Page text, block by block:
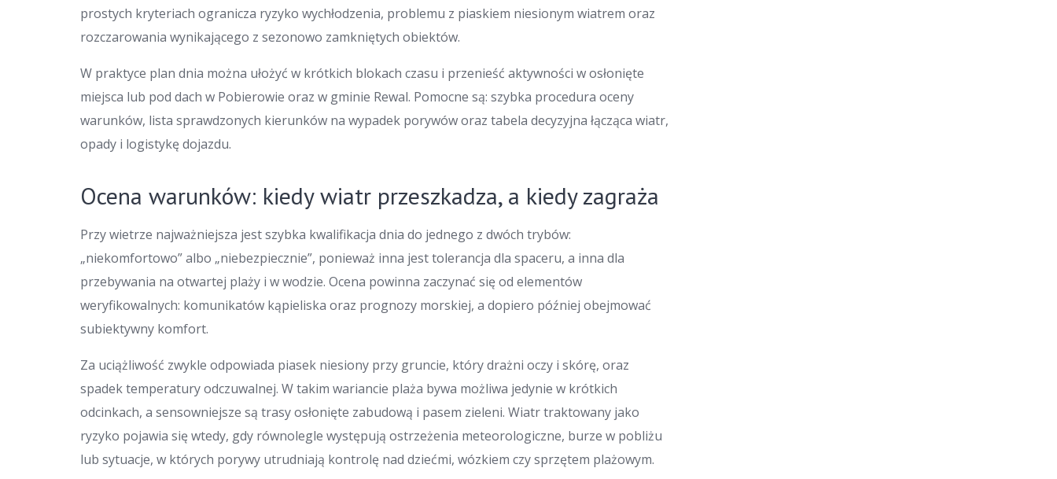
prostych kryteriach ogranicza ryzyko wychłodzenia, problemu z piaskiem niesionym wiatrem oraz
rozczarowania wynikającego z sezonowo zamkniętych obiektów.
W praktyce plan dnia można ułożyć w krótkich blokach czasu i przenieść aktywności w osłonięte
miejsca lub pod dach w Pobierowie oraz w gminie Rewal. Pomocne są: szybka procedura oceny
warunków, lista sprawdzonych kierunków na wypadek porywów oraz tabela decyzyjna łącząca wiatr,
opady i logistykę dojazdu.
Ocena warunków: kiedy wiatr przeszkadza, a kiedy zagraża
Przy wietrze najważniejsza jest szybka kwalifikacja dnia do jednego z dwóch trybów:
„niekomfortowo” albo „niebezpiecznie”, ponieważ inna jest tolerancja dla spaceru, a inna dla
przebywania na otwartej plaży i w wodzie. Ocena powinna zaczynać się od elementów
weryfikowalnych: komunikatów kąpieliska oraz prognozy morskiej, a dopiero później obejmować
subiektywny komfort.
Za uciążliwość zwykle odpowiada piasek niesiony przy gruncie, który drażni oczy i skórę, oraz
spadek temperatury odczuwalnej. W takim wariancie plaża bywa możliwa jedynie w krótkich
odcinkach, a sensowniejsze są trasy osłonięte zabudową i pasem zieleni. Wiatr traktowany jako
ryzyko pojawia się wtedy, gdy równolegle występują ostrzeżenia meteorologiczne, burze w pobliżu
lub sytuacje, w których porywy utrudniają kontrolę nad dziećmi, wózkiem czy sprzętem plażowym.